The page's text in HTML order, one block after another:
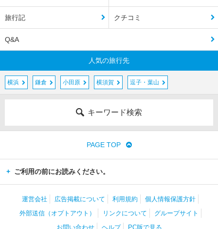
旅行記 クチコミ
Q&A
人気の旅行先
横浜 鎌倉 小田原 横須賀 逗子・葉山
キーワード検索
PAGE TOP
ご利用の前にお読みください。
運営会社 広告掲載について 利用規約
個人情報保護方針
外部送信（オプトアウト）
リンクについて
グループサイト
お問い合わせ
ヘルプ PC版で見る